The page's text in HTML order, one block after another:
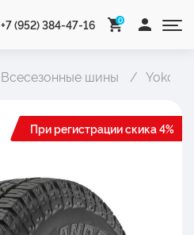
+7 (952) 384-47-16 0
Всесезонные шины
При регистрации скика 4%